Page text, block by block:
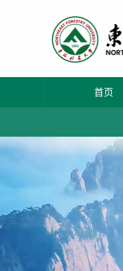
首页